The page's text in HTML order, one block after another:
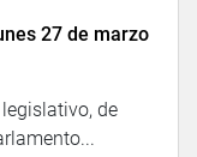
27 de marzo
de